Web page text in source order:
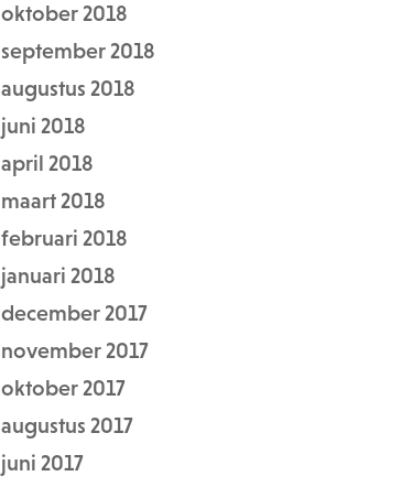
oktober 2018
september 2018
augustus 2018
juni 2018
april 2018
maart 2018
februari 2018
januari 2018
december 2017
november 2017
oktober 2017
augustus 2017
juni 2017